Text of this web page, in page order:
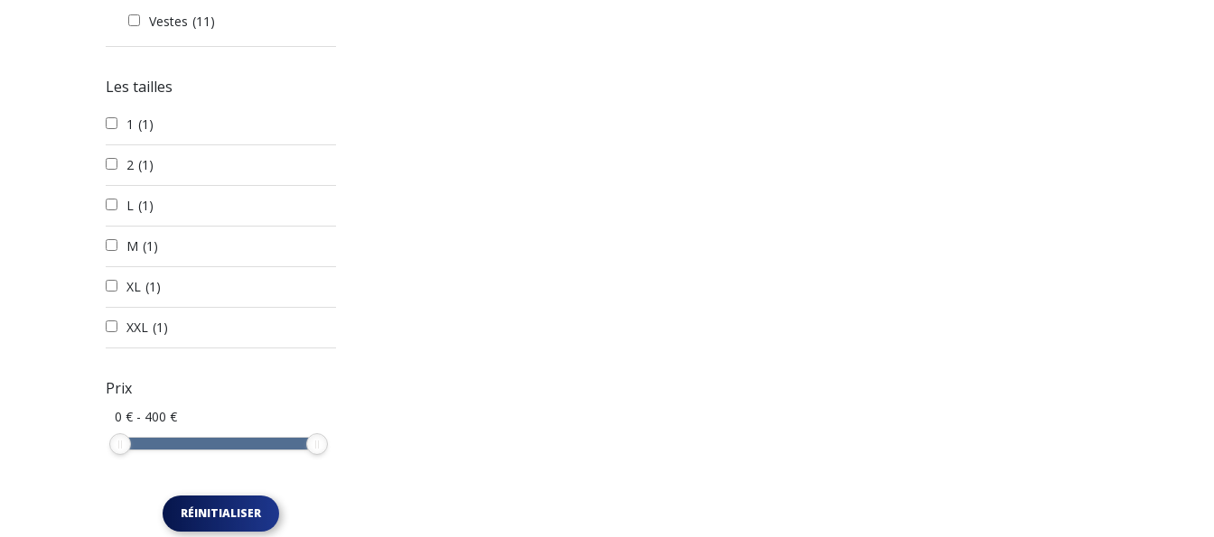
Vestes (11)
Les tailles
1 (1)
2 (1)
L (1)
M (1)
XL (1)
XXL (1)
Prix
0 € - 400 €
RÉINITIALISER